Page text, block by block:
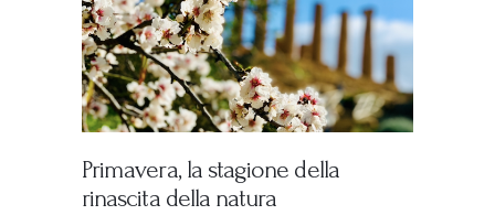
Primavera, la stagione della
rinascita della natura